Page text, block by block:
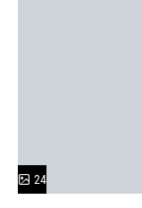
24